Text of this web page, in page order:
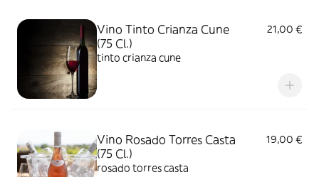
Vino Tinto Crianza Cune
(75 Cl.)
21,00 €
tinto crianza cune
Vino Rosado Torres Casta
(75 Cl.)
19,00 €
rosado torres casta